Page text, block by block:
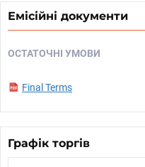
Емісійні документи
ОСТАТОЧНІ УМОВИ
Final Terms
Графік торгів